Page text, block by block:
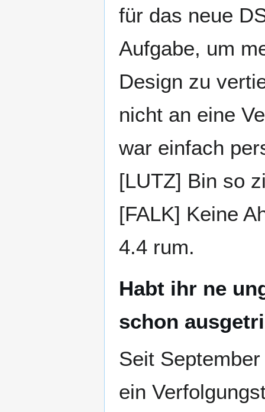
für das neue
Aufgabe, um
Design zu
nicht an eine
war einfach
[LUTZ] Bin so
[FALK] Keine
4.4 rum.
Habt ihr ne
schon
Seit
ein